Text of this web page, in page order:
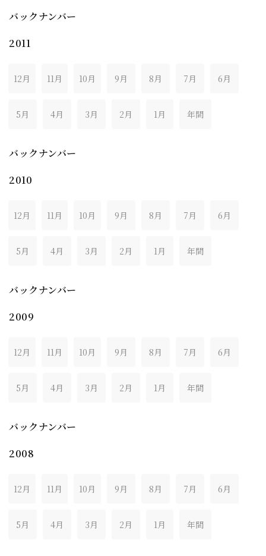
バックナンバー
2011
12月 11月 10月 9月 8月 7月 6月
5月 4月 3月 2月 1月 年間
バックナンバー
2010
12月 11月 10月 9月 8月 7月 6月
5月 4月 3月 2月 1月 年間
バックナンバー
2009
12月 11月 10月 9月 8月 7月 6月
5月 4月 3月 2月 1月 年間
バックナンバー
2008
12月 11月 10月 9月 8月 7月 6月
5月 4月 3月 2月 1月 年間